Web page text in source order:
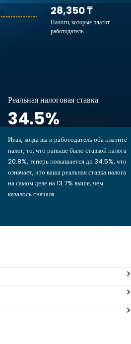
28,350 ₸
Налоги, которые платит
работодатель
Реальная налоговая ставка
34.5%
Итак, когда вы и работодатель оба платите
налог, то, что раньше было ставкой налога
20.8%, теперь повышается до 34.5%, что
означает, что ваша реальная ставка налога
на самом деле на 13.7% выше, чем
казалось сначала.